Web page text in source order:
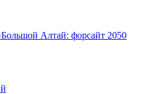
Алтай: форсайт 2050